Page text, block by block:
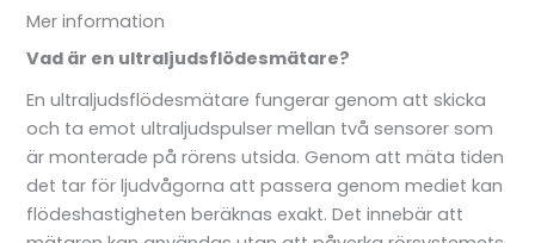
Mer information
Vad är en ultraljudsflödesmätare?
En ultraljudsflödesmätare fungerar genom att skicka
och ta emot ultraljudspulser mellan två sensorer som
är monterade på rörens utsida. Genom att mäta tiden
det tar för ljudvågorna att passera genom mediet kan
flödeshastigheten beräknas exakt. Det innebär att